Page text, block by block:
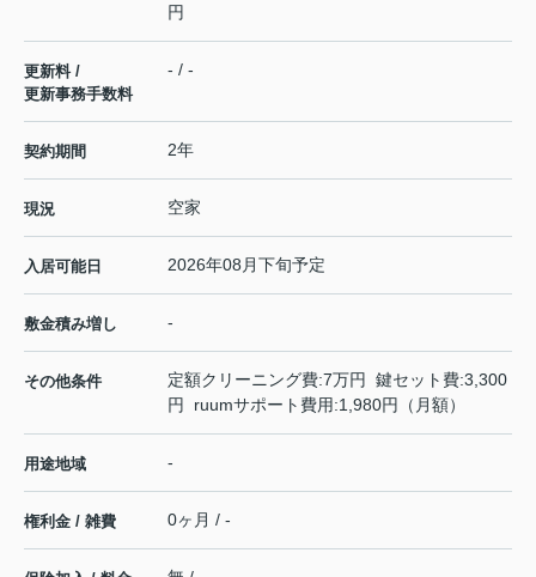
円
更新料 /
更新事務手数料
- / -
契約期間 2年
現況 空家
入居可能日 2026年08月下旬予定
敷金積み増し -
その他条件
定額クリーニング費:7万円 鍵セット費:3,300
円 ruumサポート費用:1,980円（月額）
用途地域 -
権利金 / 雑費 0ヶ月 / -